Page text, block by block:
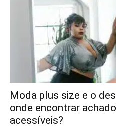
Moda plus size e o
onde encontrar
acessíveis?